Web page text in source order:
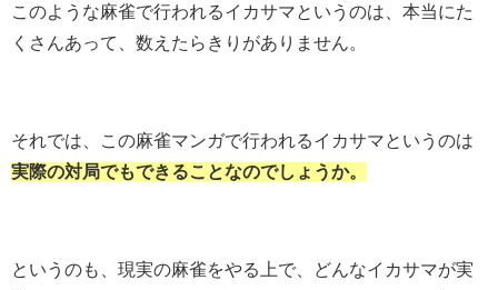
このような麻雀で行われるイカサマというのは、本当にた
くさんあって、数えたらきりがありません。
それでは、この麻雀マンガで行われるイカサマというのは
実際の対局でもできることなのでしょうか。
というのも、現実の麻雀をやる上で、どんなイカサマが実